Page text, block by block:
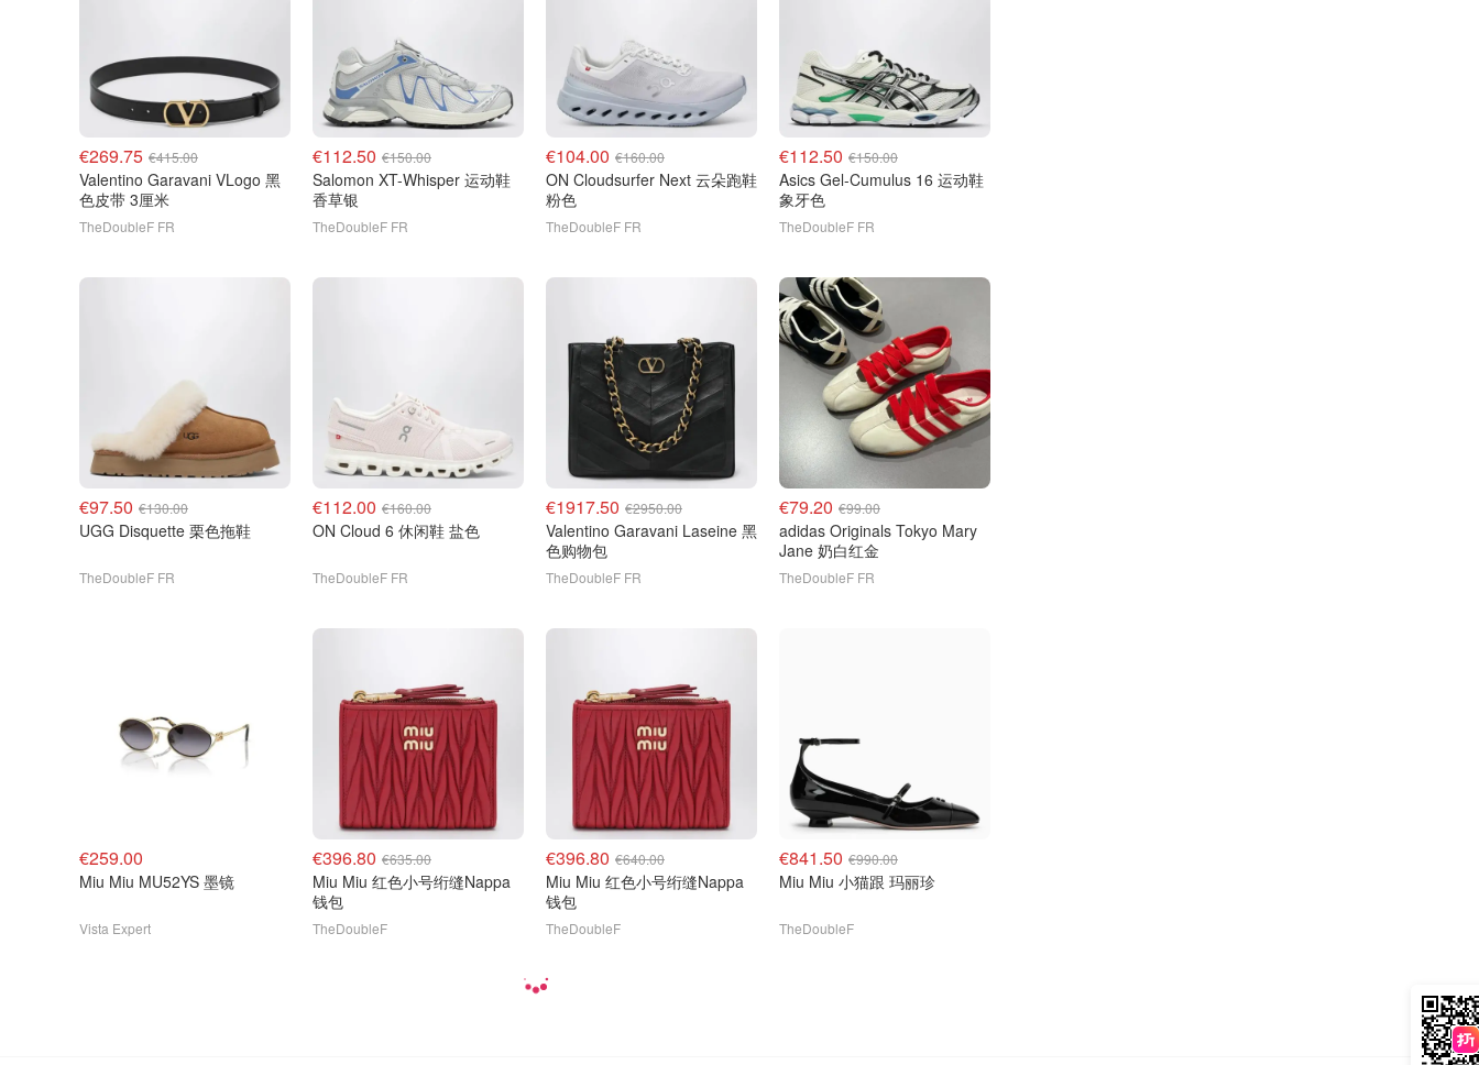
€269.75 €415.00
Valentino Garavani VLogo 黑
色皮带 3厘米
TheDoubleF FR
€112.50 €150.00
Salomon XT-Whisper 运动鞋
香草银
TheDoubleF FR
€104.00 €160.00
ON Cloudsurfer Next 云朵跑鞋
粉色
TheDoubleF FR
€112.50 €150.00
Asics Gel-Cumulus 16 运动鞋
象牙色
TheDoubleF FR
€97.50 €130.00
UGG Disquette 栗色拖鞋
TheDoubleF FR
€112.00 €160.00
ON Cloud 6 休闲鞋 盐色
TheDoubleF FR
€1917.50 €2950.00
Valentino Garavani Laseine 黑
色购物包
TheDoubleF FR
€79.20 €99.00
adidas Originals Tokyo Mary
Jane 奶白红金
TheDoubleF FR
€259.00
Miu Miu MU52YS 墨镜
Vista Expert
€396.80 €635.00
Miu Miu 红色小号绗缝Nappa
钱包
TheDoubleF
€396.80 €640.00
Miu Miu 红色小号绗缝Nappa
钱包
TheDoubleF
€841.50 €990.00
Miu Miu 小猫跟 玛丽珍
TheDoubleF